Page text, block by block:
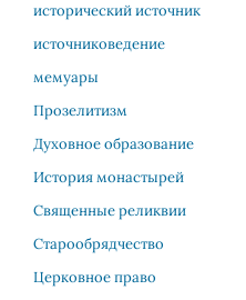
исторический источник
источниковедение
мемуары
Прозелитизм
Духовное образование
История монастырей
Священные реликвии
Старообрядчество
Церковное право